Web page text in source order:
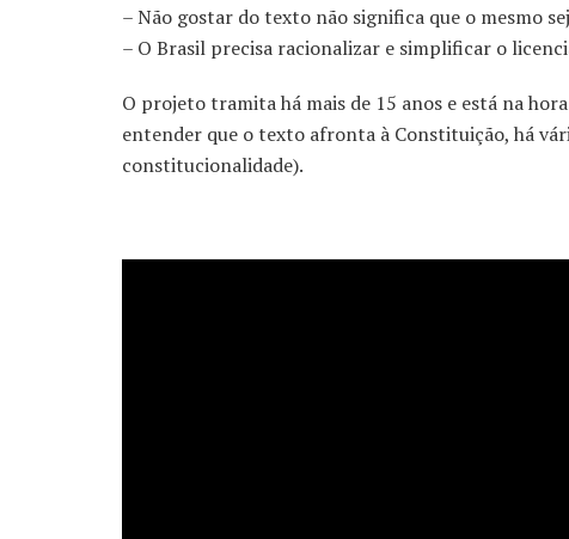
– Não gostar do texto não significa que o mesmo
– O Brasil precisa racionalizar e simplificar o
O projeto tramita há mais de 15 anos e está na
entender que o texto afronta à Constituição, há
constitucionalidade).